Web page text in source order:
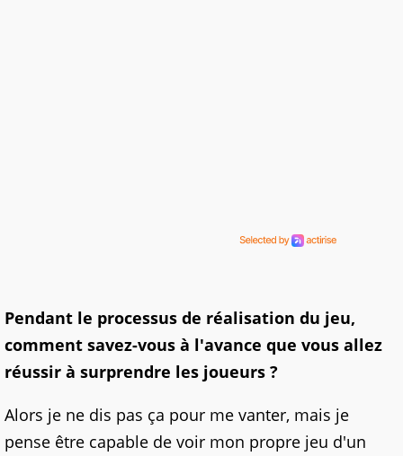
Pendant le processus de réalisation du jeu,
comment savez-vous à l'avance que vous allez
réussir à surprendre les joueurs ?
Alors je ne dis pas ça pour me vanter, mais je
pense être capable de voir mon propre jeu d'un